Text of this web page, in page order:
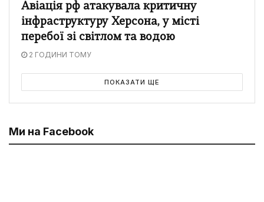
Авіація рф атакувала критичну
інфраструктуру Херсона, у місті
перебої зі світлом та водою
2 ГОДИНИ ТОМУ
ПОКАЗАТИ ЩЕ
Ми на Facebook